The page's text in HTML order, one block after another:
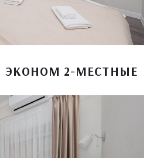
ЭКОНОМ 2-МЕСТНЫЕ